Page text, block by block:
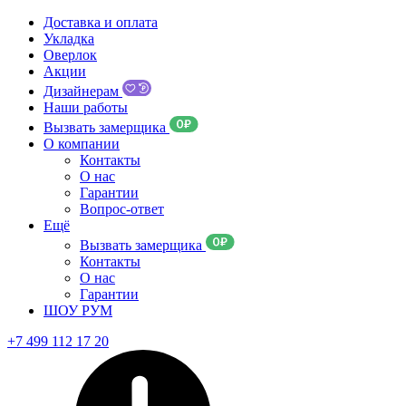
Доставка и оплата
Укладка
Оверлок
Акции
Дизайнерам
Наши работы
Вызвать замерщика
О компании
Контакты
О нас
Гарантии
Вопрос-ответ
Ещё
Вызвать замерщика
Контакты
О нас
Гарантии
ШОУ РУМ
+7 499 112 17 20